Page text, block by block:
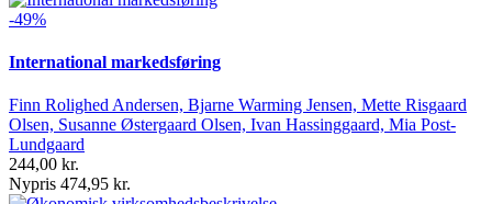
-49%
International markedsføring
Finn Rolighed Andersen, Bjarne Warming Jensen, Mette Risgaard
Olsen, Susanne Østergaard Olsen, Ivan Hassinggaard, Mia Post-
Lundgaard
244,00 kr.
Nypris 474,95 kr.